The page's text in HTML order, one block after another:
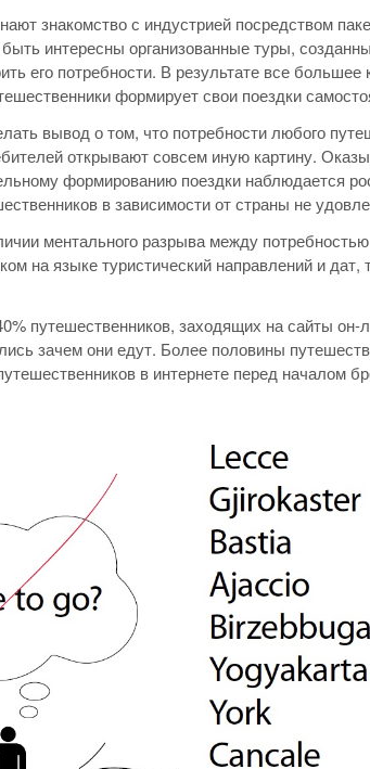
знакомство с индустрией посредством
интересны организованные туры,
его потребности. В результате все
формирует свои поездки
вывод о том, что потребности любого
открывают совсем иную картину.
формированию поездки наблюдается
в зависимости от страны не
ментального разрыва между
на языке туристический направлений и
путешественников, заходящих на сайты он-
зачем они едут. Более половины
в интернете перед началом